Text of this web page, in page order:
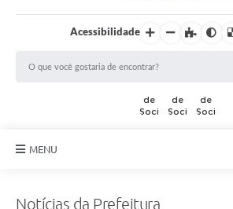
Acessibilidade
MENU
Notícias da Prefeitura